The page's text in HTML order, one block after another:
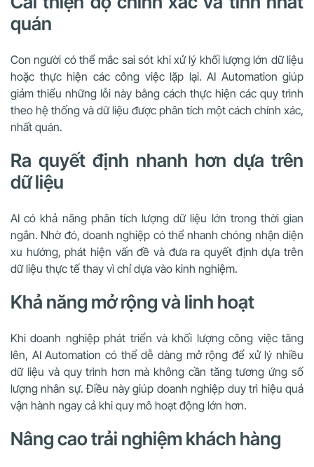
quán
Con người có thể mắc sai sót khi xử lý khối lượng lớn dữ liệu
hoặc thực hiện các công việc lặp lại. AI Automation giúp
giảm thiểu những lỗi này bằng cách thực hiện các quy trình
theo hệ thống và dữ liệu được phân tích một cách chính xác,
nhất quán.
Ra quyết định nhanh hơn dựa trên
dữ liệu
AI có khả năng phân tích lượng dữ liệu lớn trong thời gian
ngắn. Nhờ đó, doanh nghiệp có thể nhanh chóng nhận diện
xu hướng, phát hiện vấn đề và đưa ra quyết định dựa trên
dữ liệu thực tế thay vì chỉ dựa vào kinh nghiệm.
Khả năng mở rộng và linh hoạt
Khi doanh nghiệp phát triển và khối lượng công việc tăng
lên, AI Automation có thể dễ dàng mở rộng để xử lý nhiều
dữ liệu và quy trình hơn mà không cần tăng tương ứng số
lượng nhân sự. Điều này giúp doanh nghiệp duy trì hiệu quả
vận hành ngay cả khi quy mô hoạt động lớn hơn.
Nâng cao trải nghiệm khách hàng